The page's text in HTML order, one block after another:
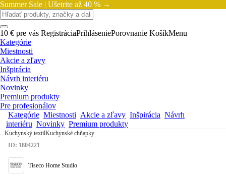
Summer Sale | Ušetrite až 40 % →
10 € pre vás RegistráciaPrihláseniePorovnanie KošíkMenu
Kategórie
Miestnosti
Akcie a zľavy
Inšpirácia
Návrh interiéru
Novinky
Premium produkty
Pre profesionálov
Kategórie Miestnosti Akcie a zľavy Inšpirácia Návrh
interiéru Novinky Premium produkty
...Kuchynský textilKuchynské chňapky
ID: 1804221
Tiseco Home Studio